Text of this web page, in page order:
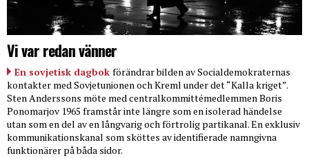
Vi var redan vänner
En sovjetisk dagbok förändrar bilden av Socialdemokraternas
kontakter med Sovjetunionen och Kreml under det “Kalla kriget”.
Sten Anderssons möte med centralkommittémedlemmen Boris
Ponomarjov 1965 framstår inte längre som en isolerad händelse
utan som en del av en långvarig och förtrolig partikanal. En exklusiv
kommunikationskanal som sköttes av identifierade namngivna
funktionärer på båda sidor.